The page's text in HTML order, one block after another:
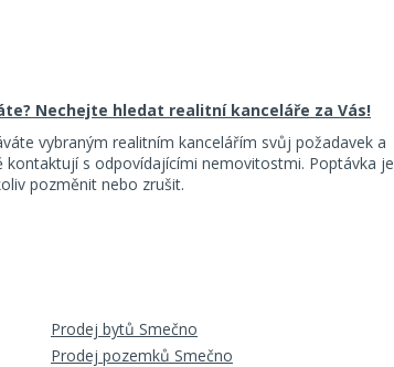
Nechejte hledat realitní kanceláře za Vás!
vybraným realitním kancelářím svůj požadavek a
kontaktují s odpovídajícími nemovitostmi. Poptávka je
pozměnit nebo zrušit.
Prodej bytů Smečno
Prodej pozemků Smečno